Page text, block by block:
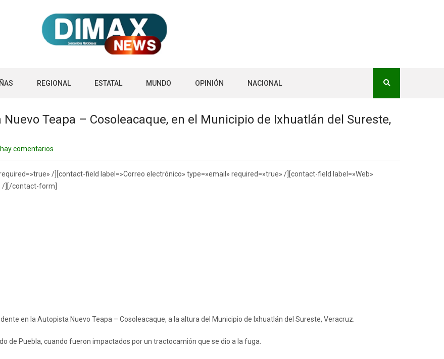
REGIONAL ESTATAL MUNDO OPINIÓN NACIONAL
Teapa – Cosoleacaque, en el Municipio de Ixhuatlán del Sureste,
hay comentarios
/][contact-field label=»Correo electrónico» type=»email» required=»true» /][contact-field label=»Web»
/][/contact-form]
en la Autopista Nuevo Teapa – Cosoleacaque, a la altura del Municipio de Ixhuatlán del Sureste, Veracruz.
de Puebla, cuando fueron impactados por un tractocamión que se dio a la fuga.